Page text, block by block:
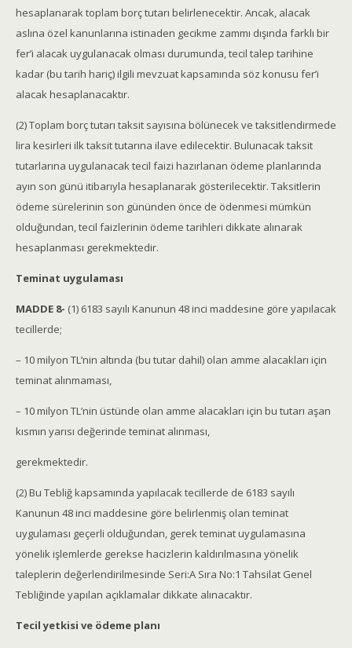
hesaplanarak toplam borç tutarı belirlenecektir. Ancak, alacak
aslına özel kanunlarına istinaden gecikme zammı dışında farklı bir
fer’i alacak uygulanacak olması durumunda, tecil talep tarihine
kadar (bu tarih hariç) ilgili mevzuat kapsamında söz konusu fer’i
alacak hesaplanacaktır.
(2) Toplam borç tutarı taksit sayısına bölünecek ve taksitlendirmede
lira kesirleri ilk taksit tutarına ilave edilecektir. Bulunacak taksit
tutarlarına uygulanacak tecil faizi hazırlanan ödeme planlarında
ayın son günü itibarıyla hesaplanarak gösterilecektir. Taksitlerin
ödeme sürelerinin son gününden önce de ödenmesi mümkün
olduğundan, tecil faizlerinin ödeme tarihleri dikkate alınarak
hesaplanması gerekmektedir.
Teminat uygulaması
MADDE 8- (1) 6183 sayılı Kanunun 48 inci maddesine göre yapılacak
tecillerde;
– 10 milyon TL’nin altında (bu tutar dahil) olan amme alacakları için
teminat alınmaması,
– 10 milyon TL’nin üstünde olan amme alacakları için bu tutarı aşan
kısmın yarısı değerinde teminat alınması,
gerekmektedir.
(2) Bu Tebliğ kapsamında yapılacak tecillerde de 6183 sayılı
Kanunun 48 inci maddesine göre belirlenmiş olan teminat
uygulaması geçerli olduğundan, gerek teminat uygulamasına
yönelik işlemlerde gerekse hacizlerin kaldırılmasına yönelik
taleplerin değerlendirilmesinde Seri:A Sıra No:1 Tahsilat Genel
Tebliğinde yapılan açıklamalar dikkate alınacaktır.
Tecil yetkisi ve ödeme planı